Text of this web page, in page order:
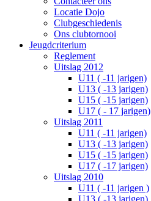
Locatie Dojo
Clubgeschiedenis
Ons clubtornooi
Jeugdcriterium
Reglement
Uitslag 2012
U11 ( -11 jarigen)
U13 ( -13 jarigen)
U15 ( -15 jarigen)
U17 ( - 17 jarigen)
Uitslag 2011
U11 ( -11 jarigen)
U13 ( -13 jarigen)
U15 ( -15 jarigen)
U17 ( -17 jarigen)
Uitslag 2010
U11 ( -11 jarigen )
U13 ( -13 jarigen)